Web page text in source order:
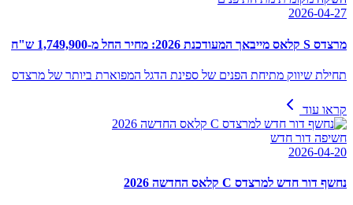
2026-04-27
מרצדס S קלאס מייבאך המעודכנת 2026: מחיר החל מ-1,749,900 ש"ח
תחילת שיווק מתיחת הפנים של ספינת הדגל המפוארת ביותר של מרצדס
קראו עוד
חשיפה דור חדש
2026-04-20
נחשף דור חדש למרצדס C קלאס החדשה 2026